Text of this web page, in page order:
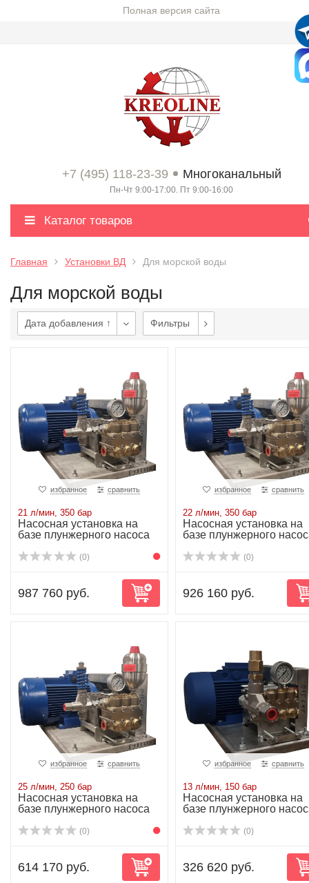
Полная версия сайта
+7 (495) 118-23-39 Многоканальный
Пн-Чт 9:00-17:00. Пт 9:00-16:00
Каталог товаров
Главная Установки ВД Для морской воды
Для морской воды
Дата добавления ↑ Фильтры
избранное сравнить
21 л/мин, 350 бар
Насосная установка на
базе плунжерного насоса
(0)
987 760 руб.
избранное сравнить
22 л/мин, 350 бар
Насосная установка на
базе плунжерного
(0)
926 160 руб.
избранное сравнить
25 л/мин, 250 бар
Насосная установка на
базе плунжерного насоса
(0)
614 170 руб.
избранное сравнить
13 л/мин, 150 бар
Насосная установка на
базе плунжерного
(0)
326 620 руб.